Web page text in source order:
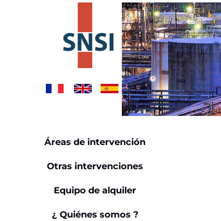
Áreas de intervención
Otras intervenciones
Equipo de alquiler
¿ Quiénes somos ?